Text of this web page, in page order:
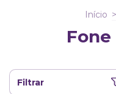
Início >
Filtrar